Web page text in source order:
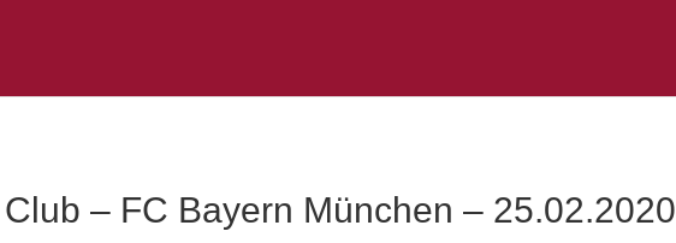
– FC Bayern München – 25.02.2020